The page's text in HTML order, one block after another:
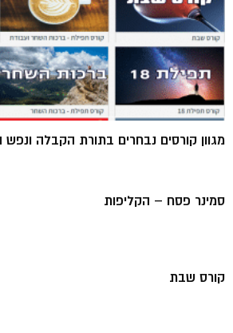
מגוון קורסים נבחרים בתורת הקבלה
סמינר פסח – הקליפות
קורס שבת